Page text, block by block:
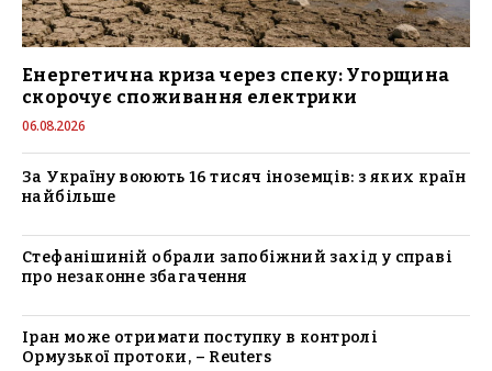
Енергетична криза через спеку: Угорщина
скорочує споживання електрики
06.08.2026
За Україну воюють 16 тисяч іноземців: з яких країн
найбільше
Стефанішиній обрали запобіжний захід у справі
про незаконне збагачення
Іран може отримати поступку в контролі
Ормузької протоки, – Reuters